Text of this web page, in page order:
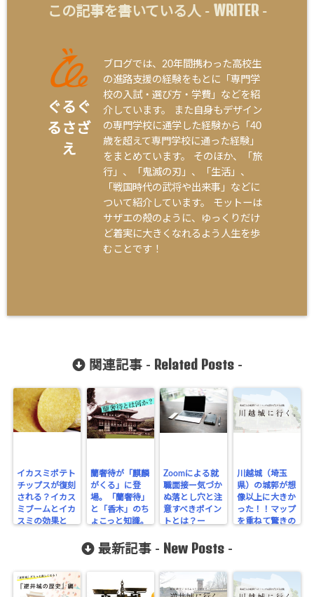
この記事を書いている人 - WRITER-
ぐるぐ
るさざ
え
ブログでは、20年間携わった高校生
の進路支援の経験をもとに「専門学
校の入試・選び方・学費」などを紹
介しています。 また自身もデザイン
の専門学校に通学した経験から「40
歳を超えて専門学校に通った経験」
をまとめています。 そのほか、「旅
行」、「鬼滅の刃」、「生活」、
「戦国時代の武将や出来事」などに
ついて紹介しています。 モットーは
サザエの殻のように、ゆっくりだけ
ど着実に大きくなれるよう人生を歩
むことです！
関連記事 - Related Posts-
イカスミポテト
チップスが復刻
される？イカス
ミブームとイカ
スミの効果と
蘭奢待が「麒麟
がくる」に登
場。「蘭奢待」
と「香木」のち
ょこっと知識。
Zoomによる就
職面接ー気づか
ぬ落とし穴と注
意すべきポイン
トとは？ー
川越城（埼玉
県）の城郭が想
像以上に大きか
った！！マップ
を重ねて驚きの
最新記事 - New Posts -